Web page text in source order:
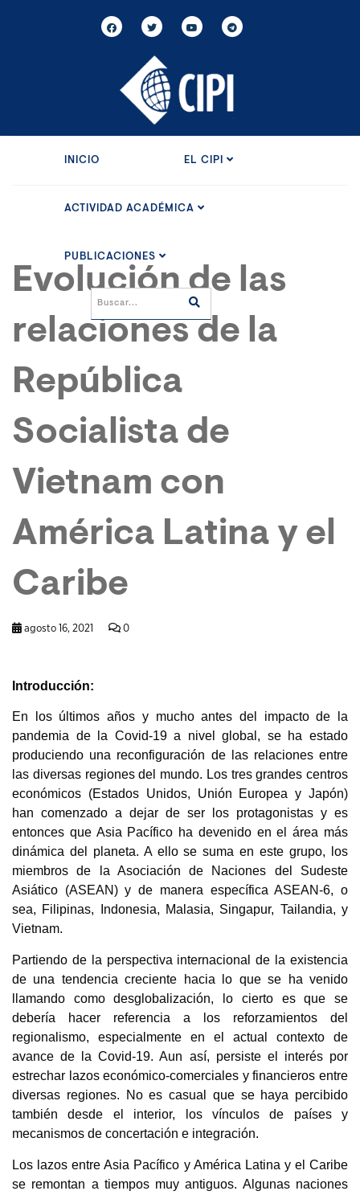
INICIO EL CIPI
ACTIVIDAD ACADÉMICA
PUBLICACIONES
Evolución de las
relaciones de la
República
Socialista de
Vietnam con
América Latina y el
Caribe
agosto 16, 2021 0
Introducción:
En los últimos años y mucho antes del impacto de la
pandemia de la Covid-19 a nivel global, se ha estado
produciendo una reconfiguración de las relaciones entre
las diversas regiones del mundo. Los tres grandes centros
económicos (Estados Unidos, Unión Europea y Japón)
han comenzado a dejar de ser los protagonistas y es
entonces que Asia Pacífico ha devenido en el área más
dinámica del planeta. A ello se suma en este grupo, los
miembros de la Asociación de Naciones del Sudeste
Asiático (ASEAN) y de manera específica ASEAN-6, o
sea, Filipinas, Indonesia, Malasia, Singapur, Tailandia, y
Vietnam.
Partiendo de la perspectiva internacional de la existencia
de una tendencia creciente hacia lo que se ha venido
llamando como desglobalización, lo cierto es que se
debería hacer referencia a los reforzamientos del
regionalismo, especialmente en el actual contexto de
avance de la Covid-19. Aun así, persiste el interés por
estrechar lazos económico-comerciales y financieros entre
diversas regiones. No es casual que se haya percibido
también desde el interior, los vínculos de países y
mecanismos de concertación e integración.
Los lazos entre Asia Pacífico y América Latina y el Caribe
se remontan a tiempos muy antiguos. Algunas naciones